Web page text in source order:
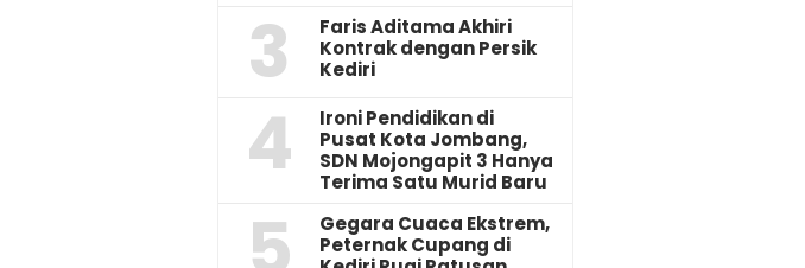
3
Faris Aditama Akhiri
Kontrak dengan Persik
Kediri
4
Ironi Pendidikan di
Pusat Kota Jombang,
SDN Mojongapit 3 Hanya
Terima Satu Murid Baru
‎Gegara Cuaca Ekstrem,
Peternak Cupang di